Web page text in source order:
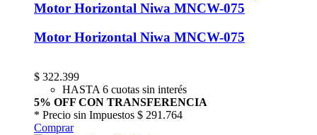
Motor Horizontal Niwa MNCW-075
Motor Horizontal Niwa MNCW-075
$ 322.399
HASTA 6 cuotas sin interés
5% OFF CON TRANSFERENCIA
* Precio sin Impuestos $ 291.764
Comprar